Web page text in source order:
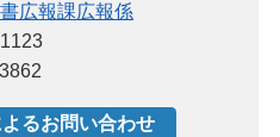
広報課広報係